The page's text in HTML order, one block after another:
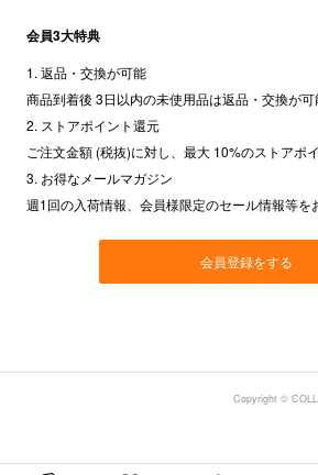
会員3大特典
1. 返品・交換が可能
商品到着後 3日以内の未使用品は返品・交換が可
2. ストアポイント還元
ご注文金額 (税抜)に対し、最大 10%のストアポイ
3. お得なメールマガジン
週1回の入荷情報、会員様限定のセール情報等を
会員登録をする
Copyright ©